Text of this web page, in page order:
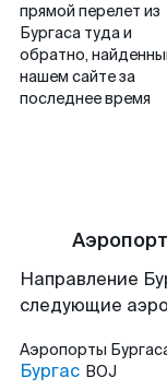
прямой перелет из
Бургаса туда и
обратно,
нашем сайте за
последнее время
Направление
следующие
Аэропорты
Бургас BOJ